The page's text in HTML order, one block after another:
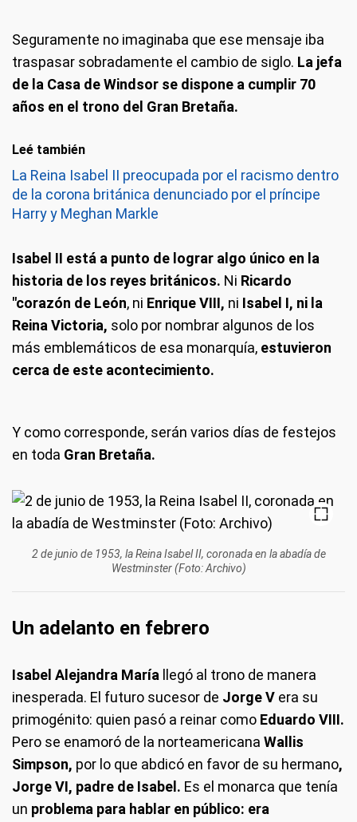
Seguramente no imaginaba que ese mensaje iba
traspasar sobradamente el cambio de siglo. La jefa
de la Casa de Windsor se dispone a cumplir 70
años en el trono del Gran Bretaña.
Leé también
La Reina Isabel II preocupada por el racismo dentro
de la corona británica denunciado por el príncipe
Harry y Meghan Markle
Isabel II está a punto de lograr algo único en la
historia de los reyes británicos. Ni Ricardo
"corazón de León, ni Enrique VIII, ni Isabel I, ni la
Reina Victoria, solo por nombrar algunos de los
más emblemáticos de esa monarquía, estuvieron
cerca de este acontecimiento.
Y como corresponde, serán varios días de festejos
en toda Gran Bretaña.
2 de junio de 1953, la Reina Isabel II, coronada en la abadía de
Westminster (Foto: Archivo)
Un adelanto en febrero
Isabel Alejandra María llegó al trono de manera
inesperada. El futuro sucesor de Jorge V era su
primogénito: quien pasó a reinar como Eduardo VIII.
Pero se enamoró de la norteamericana Wallis
Simpson, por lo que abdicó en favor de su hermano,
Jorge VI, padre de Isabel. Es el monarca que tenía
un problema para hablar en público: era